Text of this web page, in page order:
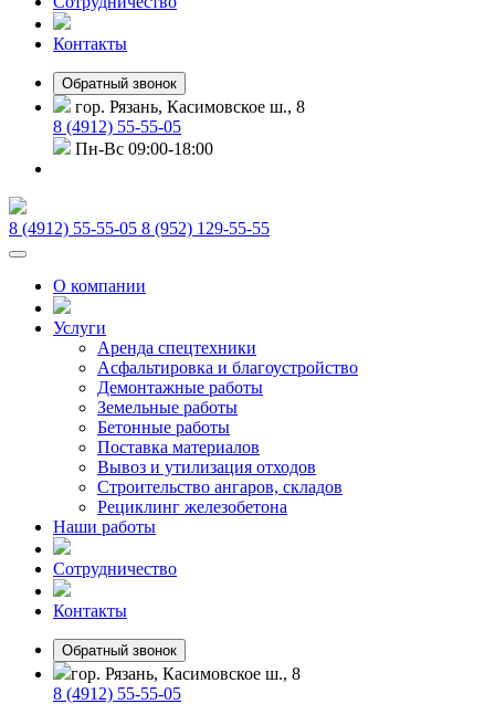
Контакты
Обратный звонок
гор. Рязань, Касимовское ш., 8
8 (4912) 55-55-05
Пн-Вс 09:00-18:00
8 (4912) 55-55-05 8 (952) 129-55-55
О компании
Услуги
Аренда спецтехники
Асфальтировка и благоустройство
Демонтажные работы
Земельные работы
Бетонные работы
Поставка материалов
Вывоз и утилизация отходов
Строительство ангаров, складов
Рециклинг железобетона
Наши работы
Сотрудничество
Контакты
Обратный звонок
гор. Рязань, Касимовское ш., 8
8 (4912) 55-55-05